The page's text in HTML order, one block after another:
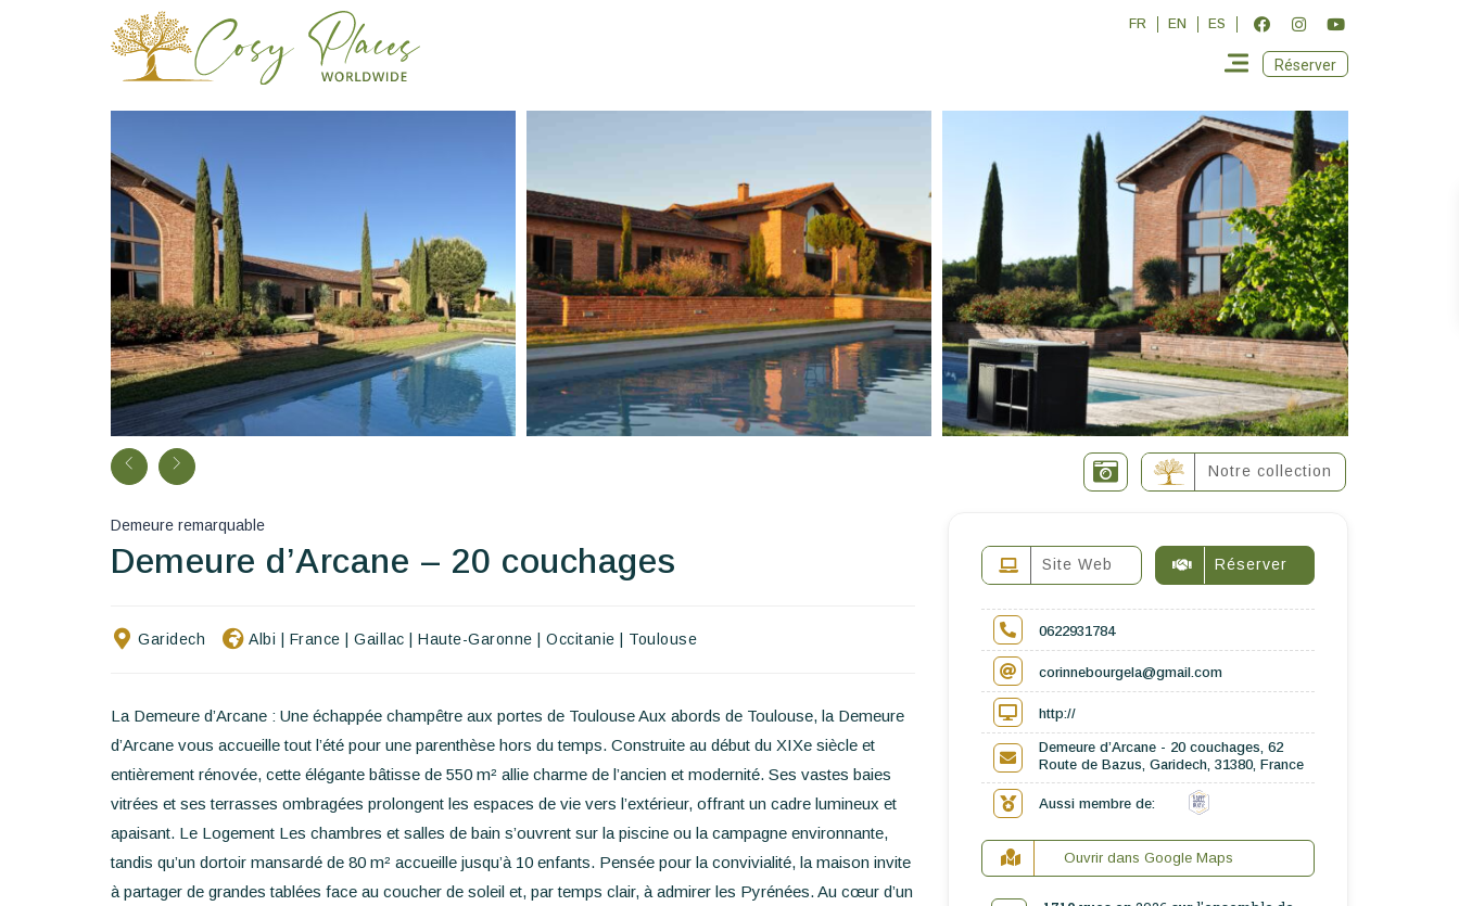
Accueil
World’s Best Hotels
Vous faire voyager
Les séjours à thème
Santé et sécurité
FR EN ES
Réserver
Notre collection
Demeure remarquable
Demeure d’Arcane – 20 couchages
Garidech Albi France Gaillac Haute-Garonne Occitanie Toulouse
La Demeure d’Arcane : Une échappée champêtre aux portes de Toulouse Aux abords de Toulouse, la Demeure
d’Arcane vous accueille tout l’été pour une parenthèse hors du temps. Construite au début du XIXe siècle et
entièrement rénovée, cette élégante bâtisse de 550 m² allie charme de l’ancien et modernité. Ses vastes baies
vitrées et ses terrasses ombragées prolongent les espaces de vie vers l’extérieur, offrant un cadre lumineux et
apaisant. Le Logement Les chambres et salles de bain s’ouvrent sur la piscine ou la campagne environnante,
tandis qu’un dortoir mansardé de 80 m² accueille jusqu’à 10 enfants. Pensée pour la convivialité, la maison invite
à partager de grandes tablées face au coucher de soleil et, par temps clair, à admirer les Pyrénées. Au cœur d’un
Site Web Réserver
0622931784
corinnebourgela@gmail.com
http://
Demeure d’Arcane - 20 couchages, 62
Route de Bazus, Garidech, 31380, France
Aussi membre de:
Ouvrir dans Google Maps